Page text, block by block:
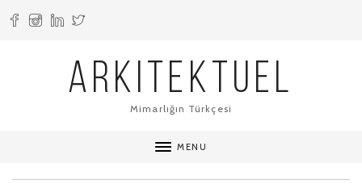
ARKITEKTUEL
Mimarlığın Türkçesi
MENU